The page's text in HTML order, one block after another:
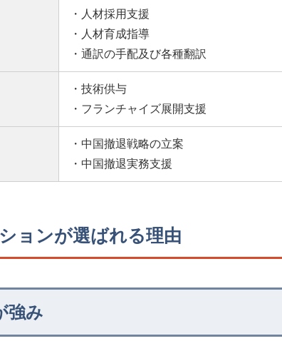
・人材採用支援
・人材育成指導
・通訳の手配及び各種翻訳
・技術供与
・フランチャイズ展開支援
・中国撤退戦略の立案
・中国撤退実務支援
ョンが選ばれる理由
強み